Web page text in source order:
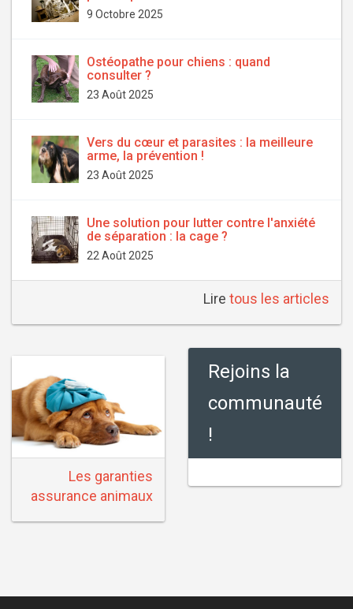
9 Octobre 2025
Ostéopathe pour chiens : quand
consulter ?
23 Août 2025
Vers du cœur et parasites : la meilleure
arme, la prévention !
23 Août 2025
Une solution pour lutter contre l'anxiété
de séparation : la cage ?
22 Août 2025
Lire tous les articles
Les garanties
assurance animaux
Rejoins la
communauté
!